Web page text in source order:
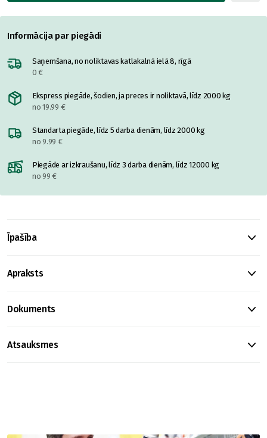
Informācija par piegādi
Saņemšana, no noliktavas katlakalnā ielā 8, rīgā
0 €
Ekspress piegāde, šodien, ja preces ir noliktavā, līdz 2000 kg
no 19.99 €
Standarta piegāde, līdz 5 darba dienām, līdz 2000 kg
no 9.99 €
Piegāde ar izkraušanu, līdz 3 darba dienām, līdz 12000 kg
no 99 €
Īpašība
Apraksts
Dokuments
Atsauksmes